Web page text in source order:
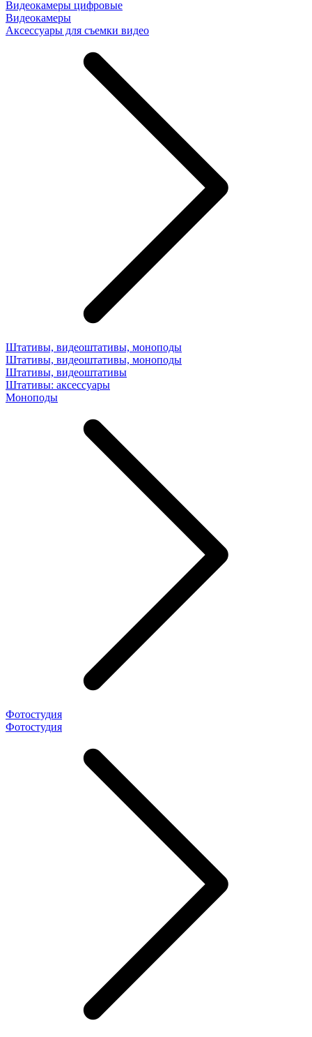
Видеокамеры цифровые
Видеокамеры
Аксессуары для съемки видео
Штативы, видеоштативы, моноподы
Штативы, видеоштативы, моноподы
Штативы, видеоштативы
Штативы: аксессуары
Моноподы
Фотостудия
Фотостудия